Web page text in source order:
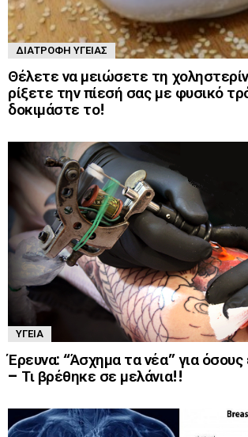
ΔΙΑΤΡΟΦΉ ΥΓΕΊΑΣ
Θέλετε να μειώσετε τη
ρίξετε την πίεσή σας με φυσικό
δοκιμάστε το!
ΥΓΕΊΑ
Έρευνα: “Άσχημα τα νέα” για
– Τι βρέθηκε σε μελάνια!!